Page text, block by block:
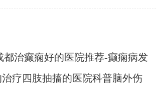
都治癫痫好的医院推荐-癫痫病发
?疗四肢抽搐的医院科普脑外伤